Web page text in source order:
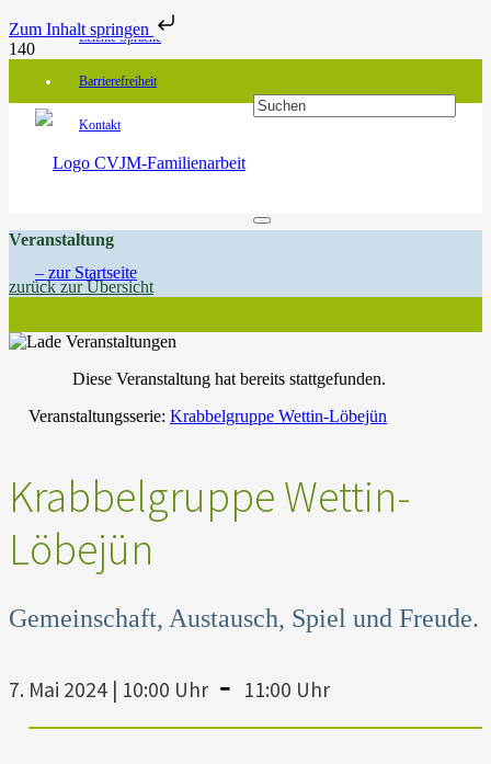
Zum Inhalt springen
Leichte Sprache
Barrierefreiheit
Kontakt
Veranstaltung
zurück zur Übersicht
Diese Veranstaltung hat bereits stattgefunden.
Veranstaltungsserie: Krabbelgruppe Wettin-Löbejün
Krabbelgruppe Wettin-
Löbejün
Gemeinschaft, Austausch, Spiel und Freude.
7. Mai 2024 | 10:00 Uhr - 11:00 Uhr